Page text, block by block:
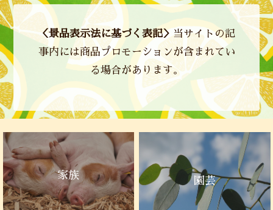
＜景品表示法に基づく表記＞ 当サイトの記
事内には商品プロモーションが含まれてい
る場合があります。
家族
園芸